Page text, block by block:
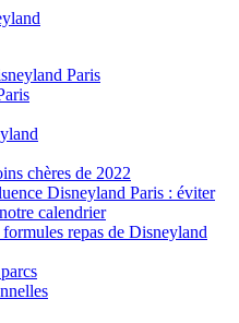
Paris
chères de 2022
Disneyland Paris : éviter
calendrier
repas de Disneyland